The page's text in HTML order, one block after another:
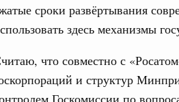
сроки развёртывания
здесь механизмы
что совместно с
и структур
Госкомиссии по